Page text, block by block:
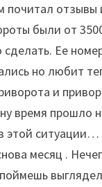
почитал
были от
Ее
но любит
и
время
этой
месяц .